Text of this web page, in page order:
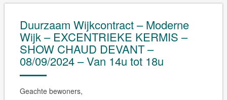
Duurzaam Wijkcontract – Moderne
Wijk – EXCENTRIEKE KERMIS –
SHOW CHAUD DEVANT –
08/09/2024 – Van 14u tot 18u
Geachte bewoners,